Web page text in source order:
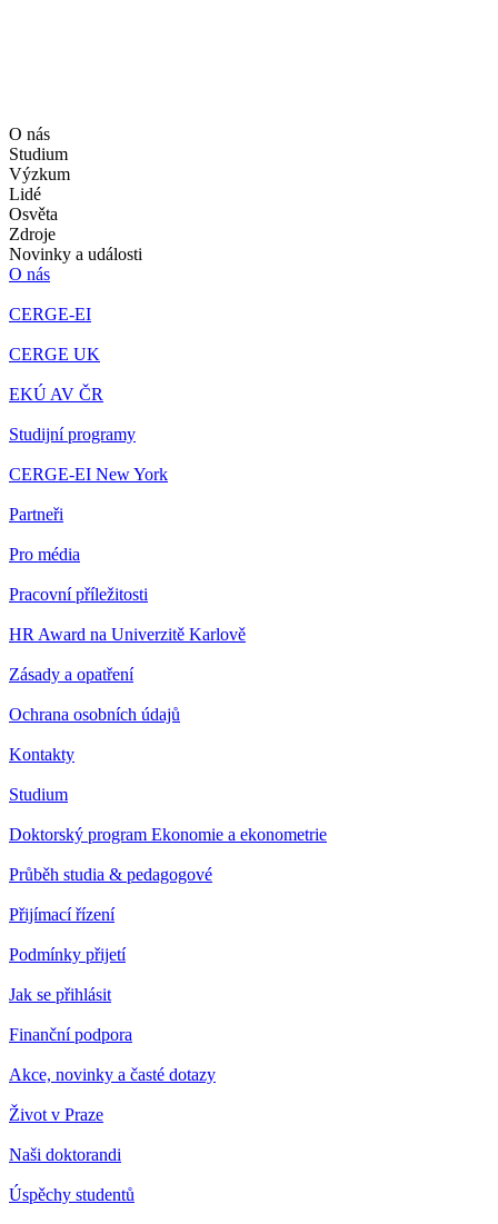
O nás
Studium
Výzkum
Lidé
Osvěta
Zdroje
Novinky a události
O nás
CERGE-EI
CERGE UK
EKÚ AV ČR
Studijní programy
CERGE-EI New York
Partneři
Pro média
Pracovní příležitosti
HR Award na Univerzitě Karlově
Zásady a opatření
Ochrana osobních údajů
Kontakty
Studium
Doktorský program Ekonomie a ekonometrie
Průběh studia & pedagogové
Přijímací řízení
Podmínky přijetí
Jak se přihlásit
Finanční podpora
Akce, novinky a časté dotazy
Život v Praze
Naši doktorandi
Úspěchy studentů